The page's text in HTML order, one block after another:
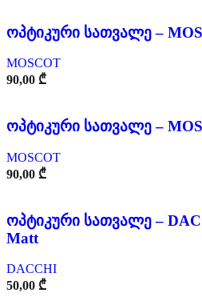
ოპტიკური სათვალე –
MOSCOT
90,00 ₾
ოპტიკური სათვალე –
MOSCOT
90,00 ₾
ოპტიკური სათვალე –
Matt
DACCHI
50,00 ₾